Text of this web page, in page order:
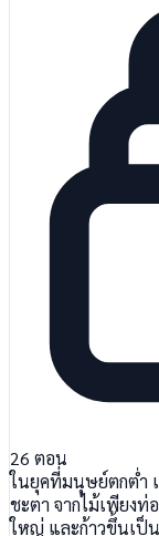
26 ตอน
ในยุคที่มนุษย์ตกต่ำ เ
ชะตา จากไม้เพียงท่
ใหญ่ และก้าวขึ้นเป็น